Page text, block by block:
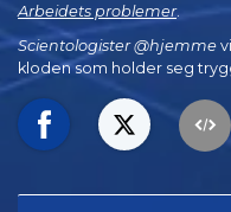
Arbeidets problemer.
Scientologister @hjemme
kloden som holder seg